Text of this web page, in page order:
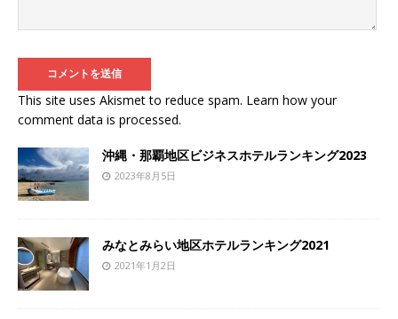
This site uses Akismet to reduce spam. Learn how your
comment data is processed.
沖縄・那覇地区ビジネスホテルランキング2023
2023年8月5日
みなとみらい地区ホテルランキング2021
2021年1月2日